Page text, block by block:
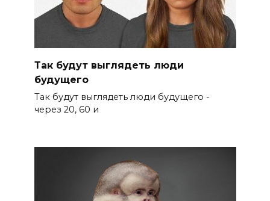
Так будут выглядеть люди
будущего
Так будут выглядеть люди будущего -
через 20, 60 и